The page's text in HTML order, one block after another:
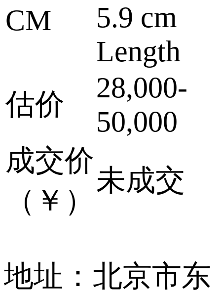
CM
5.9 cm
Length
估价
28,000-
50,000
成交价
（￥）
未成交
地址：北京市东